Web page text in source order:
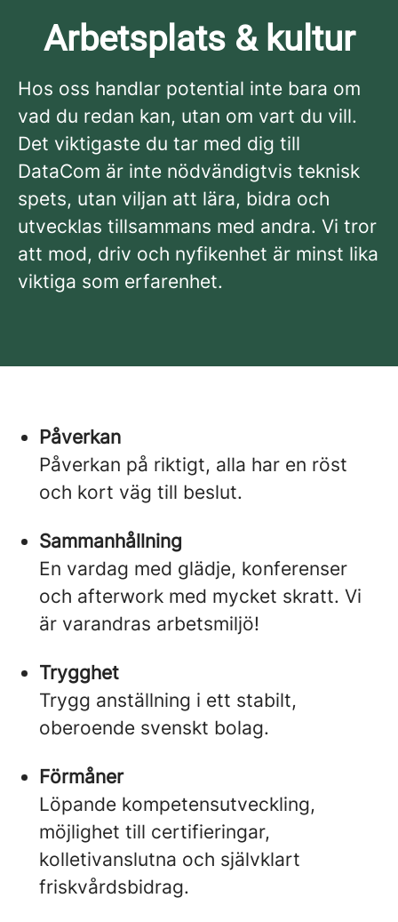
Arbetsplats & kultur
Hos oss handlar potential inte bara om
vad du redan kan, utan om vart du vill.
Det viktigaste du tar med dig till
DataCom är inte nödvändigtvis teknisk
spets, utan viljan att lära, bidra och
utvecklas tillsammans med andra. Vi tror
att mod, driv och nyfikenhet är minst lika
viktiga som erfarenhet.
Påverkan
Påverkan på riktigt, alla har en röst
och kort väg till beslut.
Sammanhållning
En vardag med glädje, konferenser
och afterwork med mycket skratt. Vi
är varandras arbetsmiljö!
Trygghet
Trygg anställning i ett stabilt,
oberoende svenskt bolag.
Förmåner
Löpande kompetensutveckling,
möjlighet till certifieringar,
kolletivanslutna och självklart
friskvårdsbidrag.